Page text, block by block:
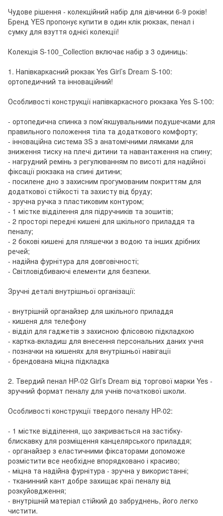
Чудове рішення - колекційний набір для дівчинки 6-9 років!
Бренд YES пропонує купити в один клік рюкзак, пенал і
сумку для взуття однієї колекції!
Колекція S-100_Collection включає набір з 3 одиниць:
1. Напівкаркасний рюкзак Yes Girl’s Dream S-100:
ортопедичний та інноваційний!
Особливості конструкції напівкаркасного рюкзака Yes S-100:
- ортопедична спинка з пом’якшувальними подушечками для
правильного положення тіла та додаткового комфорту;
- інноваційна система 3S з анатомічними лямками для
зниження тиску на плечі дитини та навантаження на спину;
- нагрудний ремінь з регулюванням по висоті для надійної
фіксації рюкзака на спині дитини;
- посилене дно з захисним прогумованим покриттям для
додаткової стійкості та захисту від бруду;
- зручна ручка з пластиковим контуром;
- 1 містке відділення для підручників та зошитів;
- 2 просторі передні кишені для шкільного приладдя та
пеналу;
- 2 бокові кишені для пляшечки з водою та інших дрібних
речей;
- надійна фурнітура для довговічності;
- Світловідбиваючі елементи для безпеки.
Зручні деталі внутрішньої організації:
- внутрішній органайзер для шкільного приладдя
- кишеня для телефону
- відділ для гаджетів з захисною флісовою підкладкою
- картка-вкладиш для внесення персональних даних учня
- позначки на кишенях для внутрішньої навігації
- брендована міцна підкладка
2. Твердий пенал HP-02 Girl’s Dream від торгової марки Yes -
зручний формат пеналу для учнів початкової школи.
Особливості конструкції твердого пеналу HP-02:
- 1 містке відділення, що закривається на застібку-
блискавку для розміщення канцелярського приладдя;
- органайзер з еластичними фіксаторами допоможе
розмістити все необхідне впорядковано і красиво;
- міцна та надійна фурнітура - зручна у використанні;
- тканинний кант добре захищає краї пеналу від
розкуйовдження;
- внутрішній матеріал стійкий до забруднень, його легко
чистити.